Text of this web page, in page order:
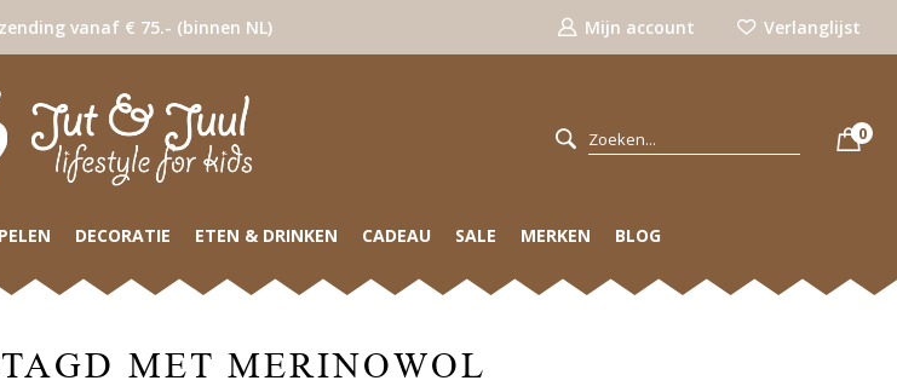
vanaf € 75.- (binnen NL) Mijn account Verlanglijst
0
DECORATIE ETEN & DRINKEN CADEAU SALE MERKEN BLOG
MET MERINOWOL